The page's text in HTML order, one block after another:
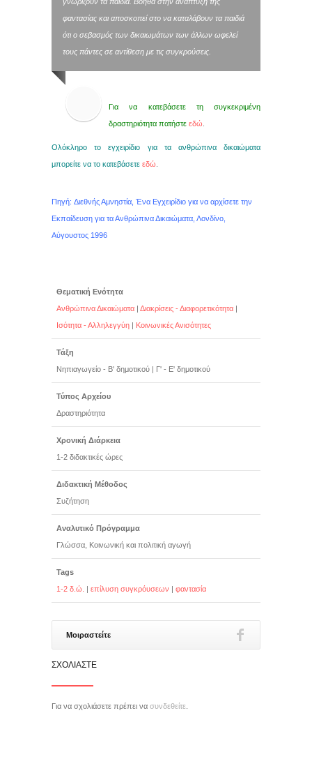
φαντασίας και αποσκοπεί στο να καταλάβουν τα παιδιά
ότι ο σεβασμός των δικαιωμάτων των άλλων ωφελεί
τους πάντες σε αντίθεση με τις συγκρούσεις.
Για να κατεβάσετε τη συγκεκριμένη
δραστηριότητα πατήστε εδώ
Ολόκληρο το εγχειρίδιο για τα ανθρώπινα δικαιώματα
μπορείτε να το κατεβάσετε εδώ
Πηγή: Διεθνής Αμνηστία, Ένα Εγχειρίδιο για να αρχίσετε την
Εκπαίδευση για τα Ανθρώπινα Δικαιώματα, Λονδίνο,
Αύγουστος 1996
Θεματική Ενότητα
Ανθρώπινα Δικαιώματα | Διακρίσεις - Διαφορετικότητα |
Ισότητα - Αλληλεγγύη | Κοινωνικές Ανισότητες
Τάξη
Νηπιαγωγείο - Β' δημοτικού | Γ' - Ε' δημοτικού
Τύπος Αρχείου
Δραστηριότητα
Χρονική Διάρκεια
1-2 διδακτικές ώρες
Διδακτική Μέθοδος
Συζήτηση
Αναλυτικό Πρόγραμμα
Γλώσσα, Κοινωνική και πολιτική αγωγή
Tags
1-2 δ.ώ.
| επίλυση συγκρόυσεων | φαντασία
Μοιραστείτε
ΣΧΟΛΙΆΣΤΕ
Για να σχολιάσετε πρέπει να συνδεθείτε